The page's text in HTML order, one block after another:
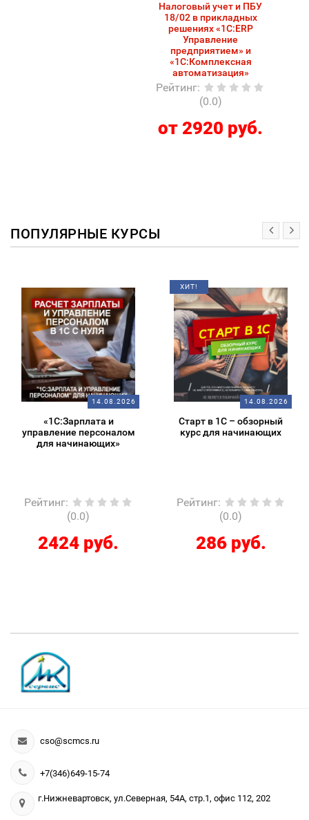
Налоговый учет и ПБУ
18/02 в прикладных
решениях «1С:ERP
Управление
предприятием» и
«1С:Комплексная
автоматизация»
Рейтинг:
(0.0)
от 2920 руб.
ПОПУЛЯРНЫЕ КУРСЫ
14.08.2026
«1С:Зарплата и
управление персоналом
для начинающих»
Рейтинг:
(0.0)
2424 руб.
ХИТ!
14.08.2026
Старт в 1С – обзорный
курс для начинающих
Рейтинг:
(0.0)
286 руб.
cso@scmcs.ru
+7(346)649-15-74
г.Нижневартовск, ул.Северная, 54А, стр.1, офис 112, 202